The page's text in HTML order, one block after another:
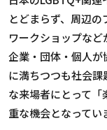
とどまらず、周辺の
ワークショップなど
企業・団体・個人
に満ちつつも社会
な来場者にとって
重な機会となってい